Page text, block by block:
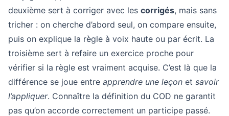
deuxième sert à corriger avec les corrigés, mais sans
tricher : on cherche d’abord seul, on compare ensuite,
puis on explique la règle à voix haute ou par écrit. La
troisième sert à refaire un exercice proche pour
vérifier si la règle est vraiment acquise. C’est là que la
différence se joue entre apprendre une leçon et savoir
l’appliquer. Connaître la définition du COD ne garantit
pas qu’on accorde correctement un participe passé.